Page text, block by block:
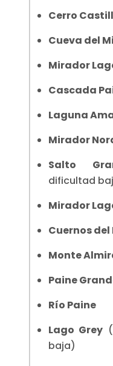
Cerro
Cueva del
Mirador
Cascada
Laguna
Mirador
Salto
dificultad
Mirador
Cuernos del
Monte
Paine
Río Paine
Lago Grey
baja)